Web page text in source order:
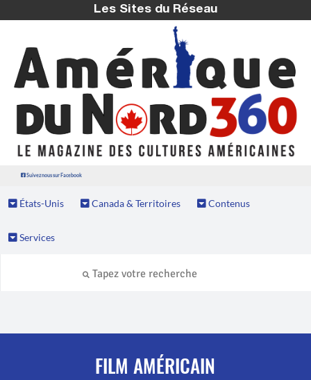
Les Sites du Réseau
Suivez nous sur Facebook
États-Unis Canada & Territoires Contenus
Services
FILM AMÉRICAIN